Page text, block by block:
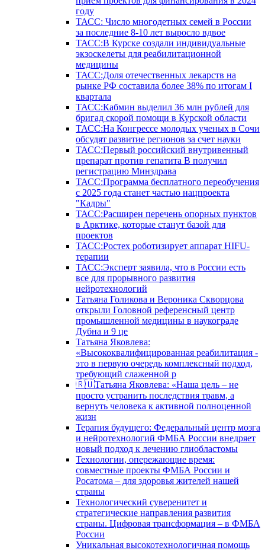
году
ТАСС: Число многодетных семей в России
за последние 8-10 лет выросло вдвое
ТАСС:В Курске создали индивидуальные
экзоскелеты для реабилитационной
медицины
ТАСС:Доля отечественных лекарств на
рынке РФ составила более 38% по итогам I
квартала
ТАСС:Кабмин выделил 36 млн рублей для
бригад скорой помощи в Курской области
ТАСС:На Конгрессе молодых ученых в Сочи
обсудят развитие регионов за счет науки
ТАСС:Первый российский внутривенный
препарат против гепатита В получил
регистрацию Минздрава
ТАСС:Программа бесплатного переобучения
с 2025 года станет частью нацпроекта
"Кадры"
ТАСС:Расширен перечень опорных пунктов
в Арктике, которые станут базой для
проектов
ТАСС:Ростех роботизирует аппарат HIFU-
терапии
ТАСС:Эксперт заявила, что в России есть
все для прорывного развития
нейротехнологий
Татьяна Голикова и Вероника Скворцова
открыли Головной референсный центр
промышленной медицины в наукограде
Дубна и 9 це
Татьяна Яковлева:
«Высококвалифицированная реабилитация -
это в первую очередь комплексный подход,
требующий слаженной р
🇷🇺Татьяна Яковлева: «Наша цель – не
просто устранить последствия травм, а
вернуть человека к активной полноценной
жизн
Терапия будущего: Федеральный центр мозга
и нейротехнологий ФМБА России внедряет
новый подход к лечению глиобластомы
Технологии, опережающие время:
совместные проекты ФМБА России и
Росатома – для здоровья жителей нашей
страны
Технологический суверенитет и
стратегические направления развития
страны. Цифровая трансформация – в ФМБА
России
Уникальная высокотехнологичная помощь